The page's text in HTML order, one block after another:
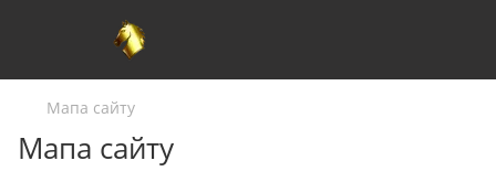
Мапа сайту
Мапа сайту